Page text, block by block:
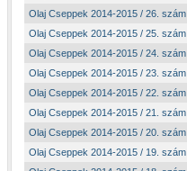
Olaj Cseppek 2014-2015 / 26. szám
Olaj Cseppek 2014-2015 / 25. szám
Olaj Cseppek 2014-2015 / 24. szám
Olaj Cseppek 2014-2015 / 23. szám
Olaj Cseppek 2014-2015 / 22. szám
Olaj Cseppek 2014-2015 / 21. szám
Olaj Cseppek 2014-2015 / 20. szám
Olaj Cseppek 2014-2015 / 19. szám